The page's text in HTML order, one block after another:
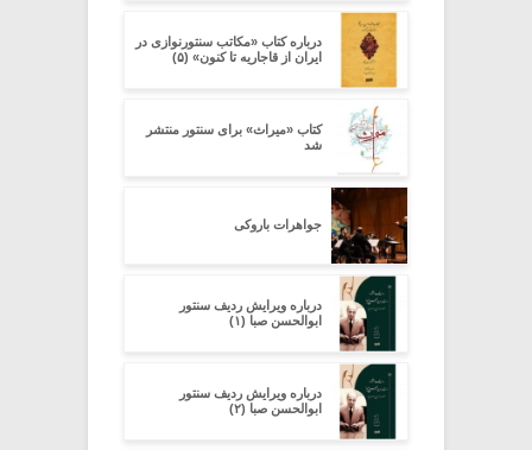
درباره کتاب «مکاتب سنتورنوازی در
ایران از قاجاریه تا کنون» (۵)
کتاب «میراث» برای سنتور منتشر
شد
جواهرات باروکی
درباره ویرایش ردیف سنتور
ابوالحسن صبا (۱)
درباره ویرایش ردیف سنتور
ابوالحسن صبا (۲)